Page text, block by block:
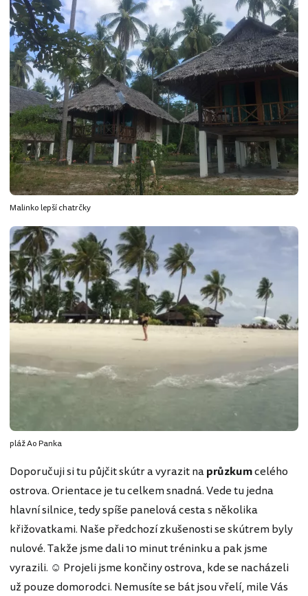
Malinko lepší chatrčky
pláž Ao Panka
Doporučuji si tu půjčit skútr a vyrazit naprůzkumcelého
ostrova. Orientace je tu celkem snadná. Vede tu jedna
hlavní silnice, tedy spíše panelová cesta s několika
křižovatkami. Naše předchozí zkušenosti se skútrem byly
nulové. Takže jsme dali 10 minut tréninku a pak jsme
vyrazili. ☺ Projeli jsme končiny ostrova, kde se nacházeli
už pouze domorodci. Nemusíte se bát jsou vřelí, mile Vás